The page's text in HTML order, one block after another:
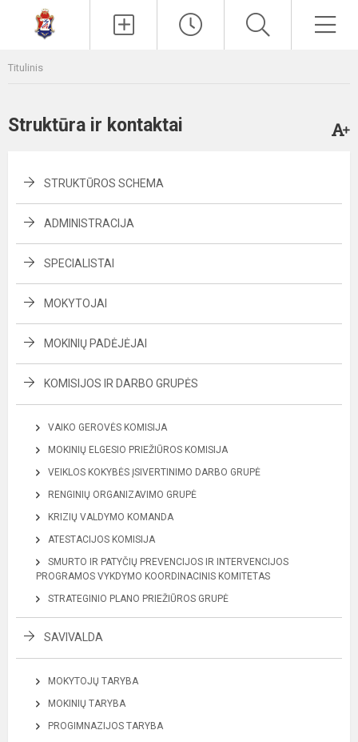
Titulinis
Struktūra ir kontaktai
STRUKTŪROS SCHEMA
ADMINISTRACIJA
SPECIALISTAI
MOKYTOJAI
MOKINIŲ PADĖJĖJAI
KOMISIJOS IR DARBO GRUPĖS
VAIKO GEROVĖS KOMISIJA
MOKINIŲ ELGESIO PRIEŽIŪROS KOMISIJA
VEIKLOS KOKYBĖS ĮSIVERTINIMO DARBO GRUPĖ
RENGINIŲ ORGANIZAVIMO GRUPĖ
KRIZIŲ VALDYMO KOMANDA
ATESTACIJOS KOMISIJA
SMURTO IR PATYČIŲ PREVENCIJOS IR INTERVENCIJOS
PROGRAMOS VYKDYMO KOORDINACINIS KOMITETAS
STRATEGINIO PLANO PRIEŽIŪROS GRUPĖ
SAVIVALDA
MOKYTOJŲ TARYBA
MOKINIŲ TARYBA
PROGIMNAZIJOS TARYBA